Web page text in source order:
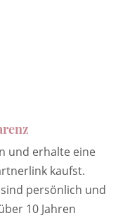
und erhalte eine
kaufst.
persönlich und
10 Jahren